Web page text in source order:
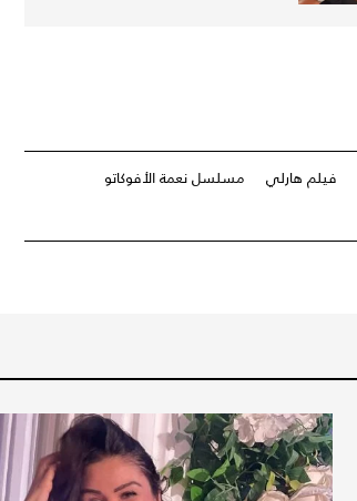
فيلم هارلي
مسلسل نعمة الأفوكاتو